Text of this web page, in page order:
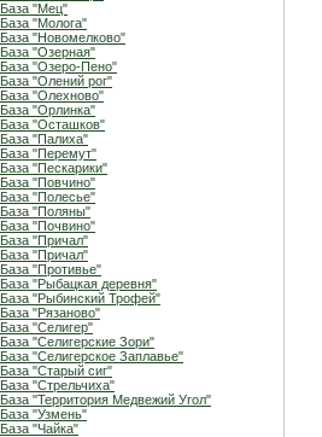
База "Мец"
База "Молога"
База "Новомелково"
База "Озерная"
База "Озеро-Пено"
База "Олений рог"
База "Олехново"
База "Орлинка"
База "Осташков"
База "Палиха"
База "Перемут"
База "Пескарики"
База "Повчино"
База "Полесье"
База "Поляны"
База "Почвино"
База "Причал"
База "Причал"
База "Противье"
База "Рыбацкая деревня"
База "Рыбинский Трофей"
База "Рязаново"
База "Селигер"
База "Селигерские Зори"
База "Селигерское Заплавье"
База "Старый сиг"
База "Стрельчиха"
База "Территория Медвежий Угол"
База "Узмень"
База "Чайка"